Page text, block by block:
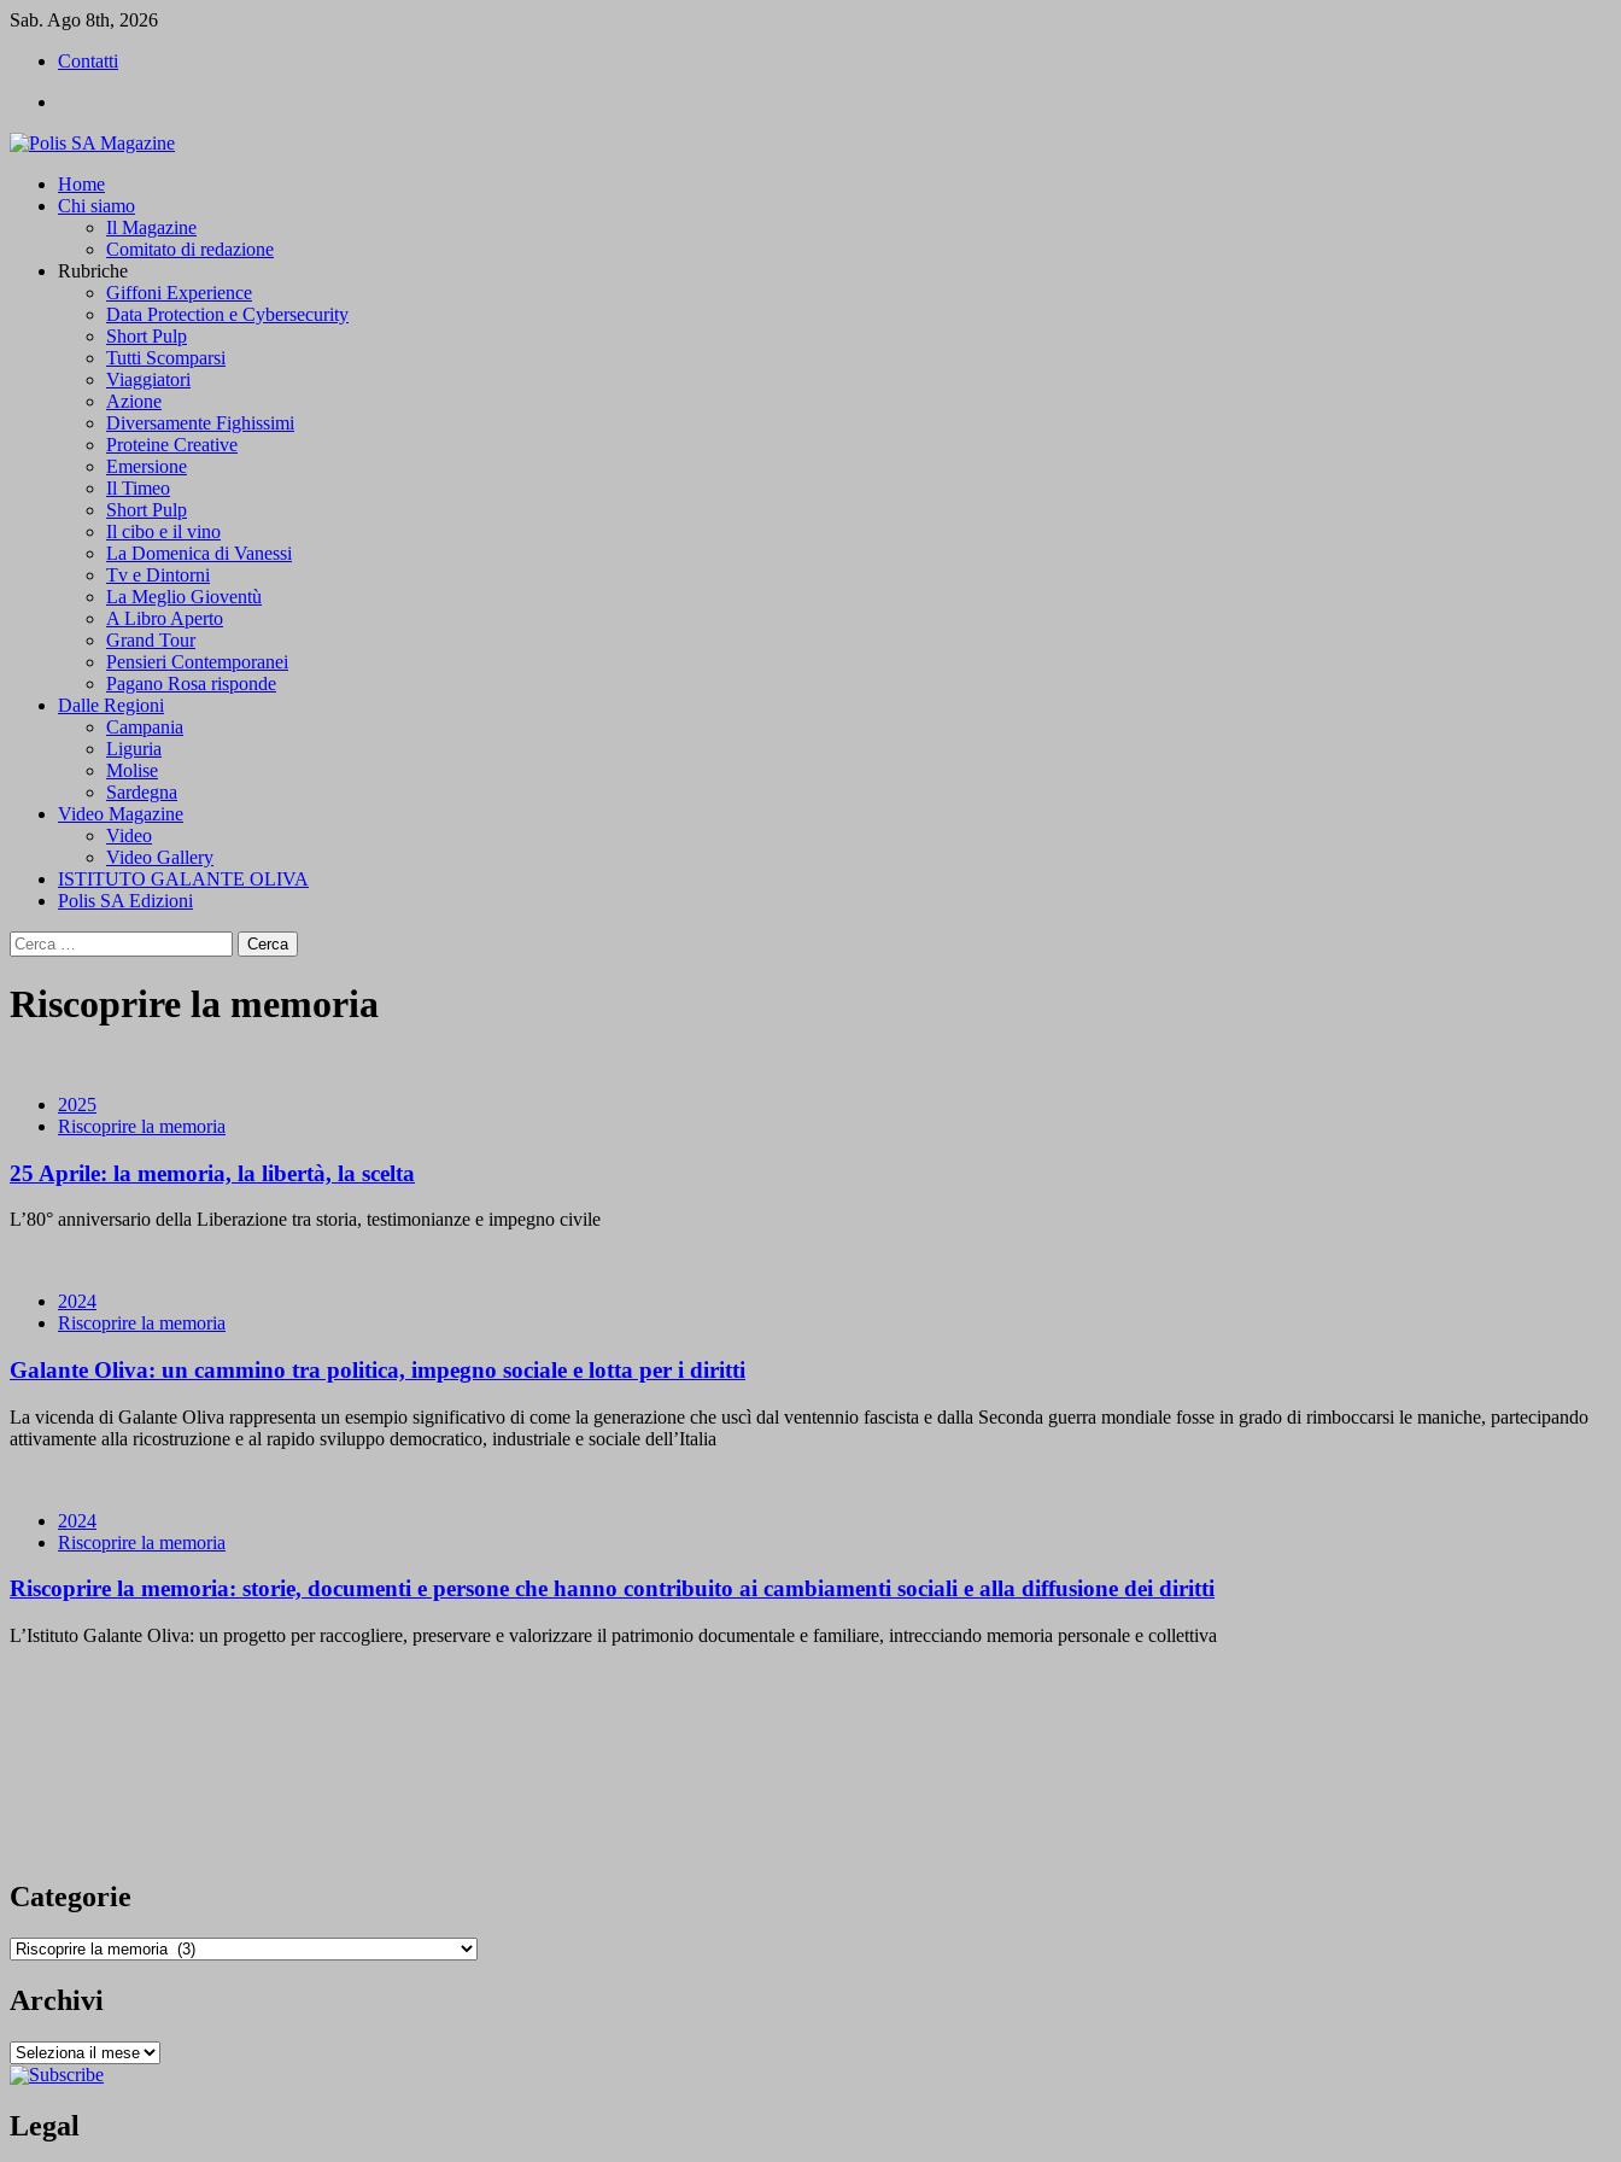
Skip
content
Sab. Ago 8th, 2026
Contatti
Polis SA Magazine
L'informazione libera
Primary
Menu
Home
Chi siamo
Il Magazine
Comitato di redazione
Rubriche
Giffoni Experience
Data Protection e Cybersecurity
Short Pulp
Tutti Scomparsi
Viaggiatori
Azione
Diversamente Fighissimi
Proteine Creative
Emersione
Il Timeo
Short Pulp
Il cibo e il vino
La Domenica di Vanessi
Tv e Dintorni
La Meglio Gioventù
A Libro Aperto
Grand Tour
Pensieri Contemporanei
Pagano Rosa risponde
Dalle Regioni
Campania
Liguria
Molise
Sardegna
Video Magazine
Video
Video Gallery
ISTITUTO GALANTE OLIVA
Polis SA Edizioni
Ricerca
per:
Riscoprire la memoria
2025
Riscoprire la memoria
25 Aprile: la memoria, la libertà, la scelta
L’80° anniversario della Liberazione tra storia, testimonianze e impegno civile
2024
Riscoprire la memoria
Galante Oliva: un cammino tra politica, impegno sociale e lotta per i diritti
La vicenda di Galante Oliva rappresenta un esempio significativo di come la generazione che uscì dal ventennio fascista e dalla Seconda guerra mondiale fosse in grado di rimboccarsi le maniche, partecipando
attivamente alla ricostruzione e al rapido sviluppo democratico, industriale e sociale dell’Italia
2024
Riscoprire la memoria
Riscoprire la memoria: storie, documenti e persone che hanno contribuito ai cambiamenti sociali e alla diffusione dei diritti
L’Istituto Galante Oliva: un progetto per raccogliere, preservare e valorizzare il patrimonio documentale e familiare, intrecciando memoria personale e collettiva
Categorie
Categorie
Archivi
Archivi
Legal